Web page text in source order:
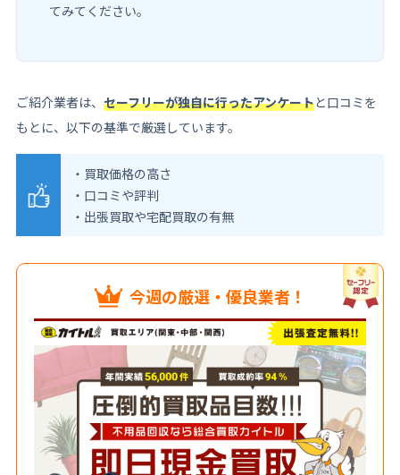
てみてください。
ご紹介業者は、 セーフリーが独自に行ったアンケートと口コミを
もとに、以下の基準で厳選しています。
・買取価格の高さ
・口コミや評判
・出張買取や宅配買取の有無
今週の厳選・優良業者！